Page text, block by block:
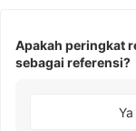
Apakah peringkat
sebagai referensi?
Ya